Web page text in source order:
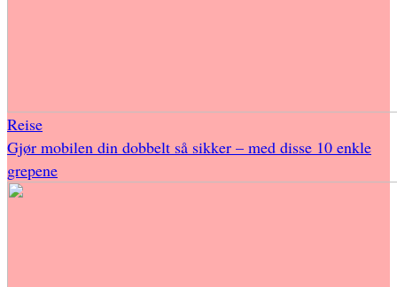
Reise
Gjør mobilen din dobbelt så sikker – med disse 10 enkle
grepene